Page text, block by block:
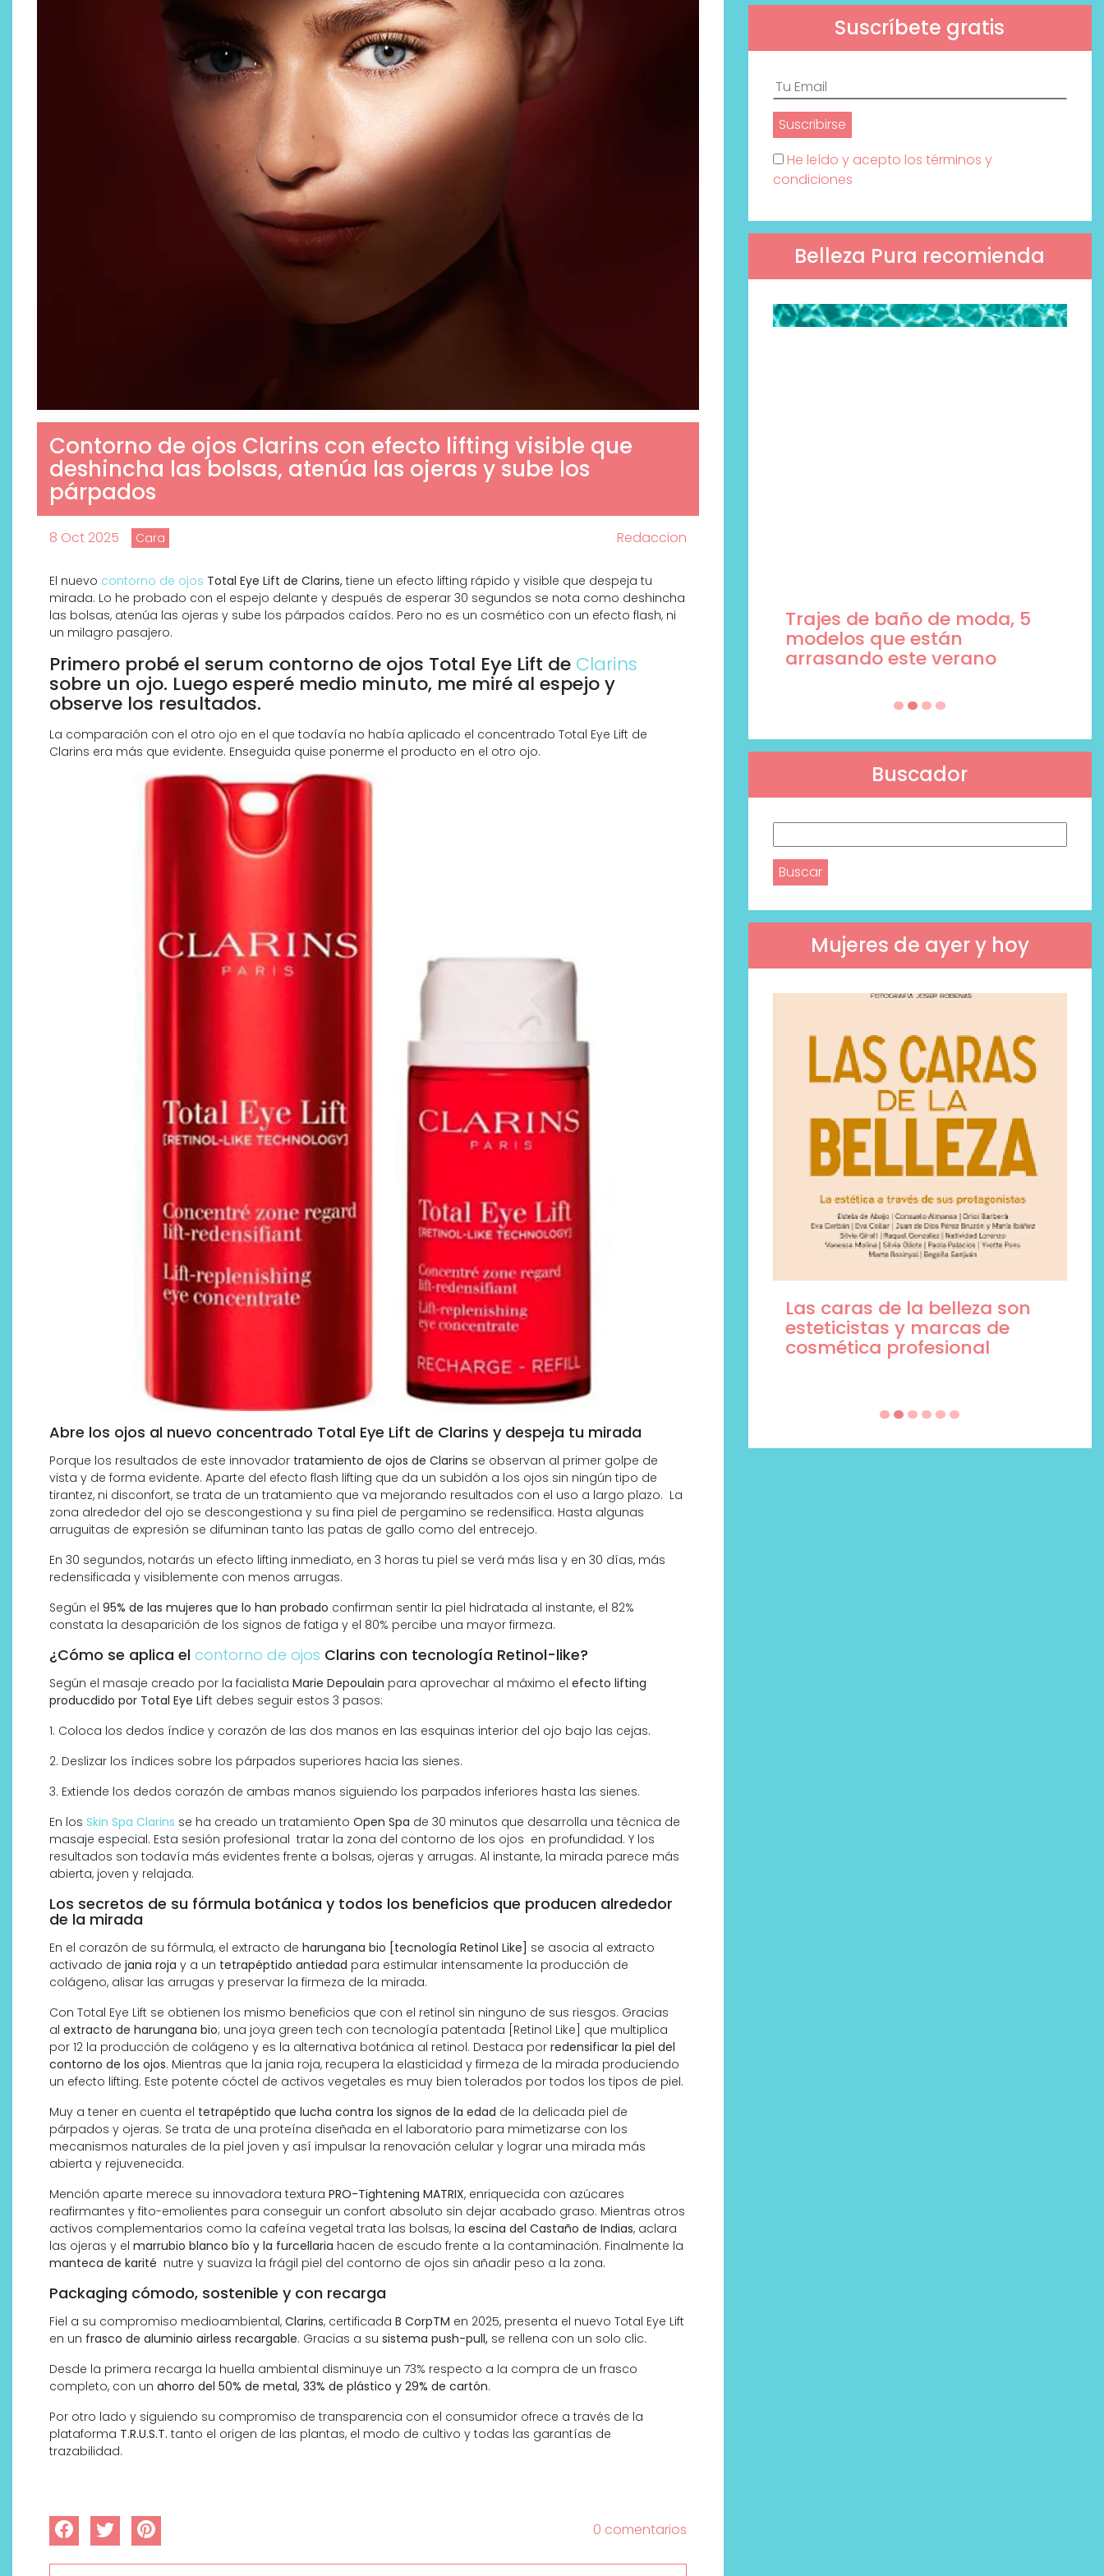
Contorno de ojos Clarins con efecto lifting visible que
deshincha las bolsas, atenúa las ojeras y sube los
párpados
8 Oct 2025 Cara Redaccion
El nuevo contorno de ojos Total Eye Lift de Clarins, tiene un efecto lifting rápido y visible que despeja tu
mirada. Lo he probado con el espejo delante y después de esperar 30 segundos se nota como deshincha
las bolsas, atenúa las ojeras y sube los párpados caídos. Pero no es un cosmético con un efecto flash, ni
un milagro pasajero.
Primero probé el serum contorno de ojos Total Eye Lift de Clarins
sobre un ojo. Luego esperé medio minuto, me miré al espejo y
observe los resultados.
La comparación con el otro ojo en el que todavía no había aplicado el concentrado Total Eye Lift de
Clarins era más que evidente. Enseguida quise ponerme el producto en el otro ojo.
Abre los ojos al nuevo concentrado Total Eye Lift de Clarins y despeja tu mirada
Porque los resultados de este innovador tratamiento de ojos de Clarins se observan al primer golpe de
vista y de forma evidente. Aparte del efecto flash lifting que da un subidón a los ojos sin ningún tipo de
tirantez, ni disconfort, se trata de un tratamiento que va mejorando resultados con el uso a largo plazo. La
zona alrededor del ojo se descongestiona y su fina piel de pergamino se redensifica. Hasta algunas
arruguitas de expresión se difuminan tanto las patas de gallo como del entrecejo.
En 30 segundos, notarás un efecto lifting inmediato, en 3 horas tu piel se verá más lisa y en 30 días, más
redensificada y visiblemente con menos arrugas.
Según el 95% de las mujeres que lo han probado confirman sentir la piel hidratada al instante, el 82%
constata la desaparición de los signos de fatiga y el 80% percibe una mayor firmeza.
¿Cómo se aplica el contorno de ojos Clarins con tecnología Retinol-like?
Según el masaje creado por la facialista Marie Depoulain para aprovechar al máximo el efecto lifting
producdido por Total Eye Lift debes seguir estos 3 pasos:
1. Coloca los dedos índice y corazón de las dos manos en las esquinas interior del ojo bajo las cejas.
2. Deslizar los índices sobre los párpados superiores hacia las sienes.
3. Extiende los dedos corazón de ambas manos siguiendo los parpados inferiores hasta las sienes.
En los Skin Spa Clarins se ha creado un tratamiento Open Spa de 30 minutos que desarrolla una técnica de
masaje especial. Esta sesión profesional tratar la zona del contorno de los ojos en profundidad. Y los
resultados son todavía más evidentes frente a bolsas, ojeras y arrugas. Al instante, la mirada parece más
abierta, joven y relajada.
Los secretos de su fórmula botánica y todos los beneficios que producen alrededor
de la mirada
En el corazón de su fórmula, el extracto de harungana bio [tecnología Retinol Like] se asocia al extracto
activado de jania roja y a un tetrapéptido antiedad para estimular intensamente la producción de
colágeno, alisar las arrugas y preservar la firmeza de la mirada.
Con Total Eye Lift se obtienen los mismo beneficios que con el retinol sin ninguno de sus riesgos. Gracias
al extracto de harungana bio; una joya green tech con tecnología patentada [Retinol Like] que multiplica
por 12 la producción de colágeno y es la alternativa botánica al retinol. Destaca por redensificar la piel del
contorno de los ojos. Mientras que la jania roja, recupera la elasticidad y firmeza de la mirada produciendo
un efecto lifting. Este potente cóctel de activos vegetales es muy bien tolerados por todos los tipos de piel.
Muy a tener en cuenta el tetrapéptido que lucha contra los signos de la edad de la delicada piel de
párpados y ojeras. Se trata de una proteína diseñada en el laboratorio para mimetizarse con los
mecanismos naturales de la piel joven y así impulsar la renovación celular y lograr una mirada más
abierta y rejuvenecida.
Mención aparte merece su innovadora textura PRO-Tightening MATRIX, enriquecida con azúcares
reafirmantes y fito-emolientes para conseguir un confort absoluto sin dejar acabado graso. Mientras otros
activos complementarios como la cafeína vegetal trata las bolsas, la escina del Castaño de Indias, aclara
las ojeras y el marrubio blanco bío y la furcellaria hacen de escudo frente a la contaminación. Finalmente la
manteca de karité nutre y suaviza la frágil piel del contorno de ojos sin añadir peso a la zona.
Packaging cómodo, sostenible y con recarga
Fiel a su compromiso medioambiental, Clarins, certificada B CorpTM en 2025, presenta el nuevo Total Eye Lift
en un frasco de aluminio airless recargable. Gracias a su sistema push-pull, se rellena con un solo clic.
Desde la primera recarga la huella ambiental disminuye un 73% respecto a la compra de un frasco
completo, con un ahorro del 50% de metal, 33% de plástico y 29% de cartón.
Por otro lado y siguiendo su compromiso de transparencia con el consumidor ofrece a través de la
plataforma T.R.U.S.T. tanto el origen de las plantas, el modo de cultivo y todas las garantías de
trazabilidad.
0 comentarios
Suscríbete gratis
He leído y acepto los términos y
condiciones
Belleza Pura recomienda
Descubre cómo la cosmética
profesional va desde las
cabinas a tu rutina diaria
Por qué los bálsamos de CBD
uno de los productos de
bienestar más buscados
Trajes de baño de moda, 5
modelos que están
arrasando este verano
Buscador
Mujeres de ayer y hoy
¿Qué revelan las zapatillas Labeau Organic continúa
apostando por la cosmética
Las caras de la belleza son
esteticistas y marcas de
cosmética profesional